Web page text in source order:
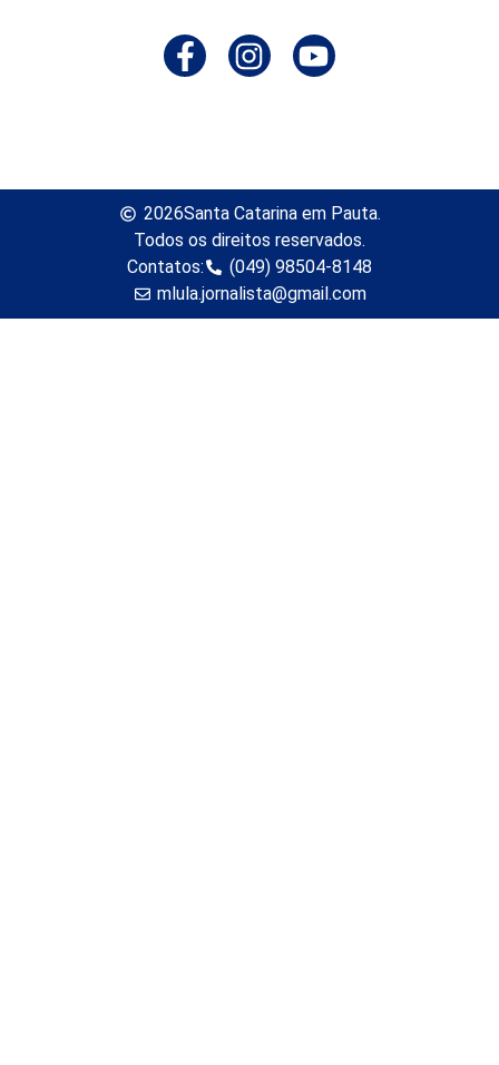
2026Santa Catarina em Pauta.
Todos os direitos reservados.
Contatos:
(049) 98504-8148
mlula.jornalista@gmail.com